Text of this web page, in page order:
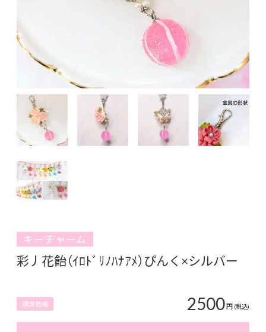
キーチャーム
彩丿花飴（ｲﾛﾄﾞﾘﾉﾊﾅｱﾒ）ぴんく×シルバー
通常価格 2500円 (税込)